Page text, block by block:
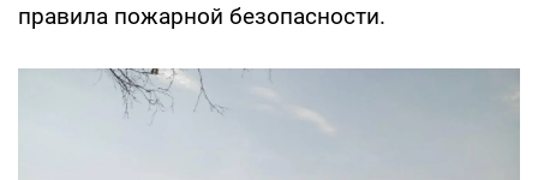
правила пожарной безопасности.